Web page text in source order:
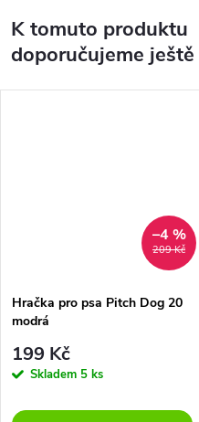
K tomuto produktu
doporučujeme
209 Kč
–4 %
Hračka pro psa Pitch Dog 20
modrá
199 Kč
Skladem 5 ks